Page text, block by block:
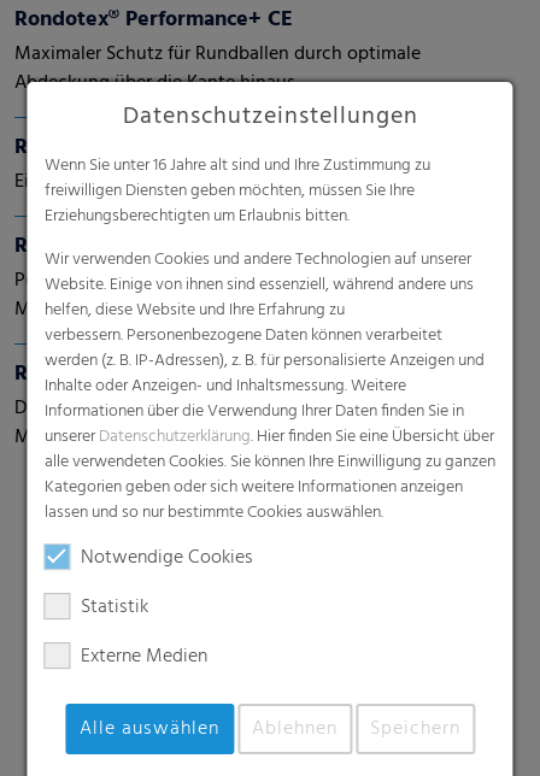
Rondotex® Performance+ CE
Maximaler Schutz für Rundballen durch optimale
Abdeckung über die Kante hinaus
Rondotex® Performance+ Rundballennetz
Einfaches Handling und breitere Kantenabdeckung
Rondotex® Perspective
Perspektive wechseln. Zukunft gestalten.
Mit Rundballennetzen der nächsten Generation.
Rondotex® Wizard 33
Das weltweit einzige 33er Rundballennetz mit Mesh
Magic Technology
Suche
Datenschutzeinstellungen
Wenn Sie unter 16 Jahre alt sind und Ihre Zustimmung zu
freiwilligen Diensten geben möchten, müssen Sie Ihre
Erziehungsberechtigten um Erlaubnis bitten.
Wir verwenden Cookies und andere Technologien auf unserer
Website. Einige von ihnen sind essenziell, während andere uns
helfen, diese Website und Ihre Erfahrung zu
verbessern. Personenbezogene Daten können verarbeitet
werden (z. B. IP-Adressen), z. B. für personalisierte Anzeigen und
Inhalte oder Anzeigen- und Inhaltsmessung. Weitere
Informationen über die Verwendung Ihrer Daten finden Sie in
unsererDatenschutzerklärung. Hier finden Sie eine Übersicht über
alle verwendeten Cookies. Sie können Ihre Einwilligung zu ganzen
Kategorien geben oder sich weitere Informationen anzeigen
lassen und so nur bestimmte Cookies auswählen.
Notwendige Cookies
Statistik
Externe Medien
Alle auswählen Ablehnen Speichern